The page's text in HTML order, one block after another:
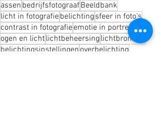
assen bedrijfsfotograafBeeldbank
licht in fotografie belichting sfeer in foto's
contrast in fotografie emotie in portretten
ogen en lichtlichtbeheersing lichtbronnen
belichtingsinstellingen overbelichting